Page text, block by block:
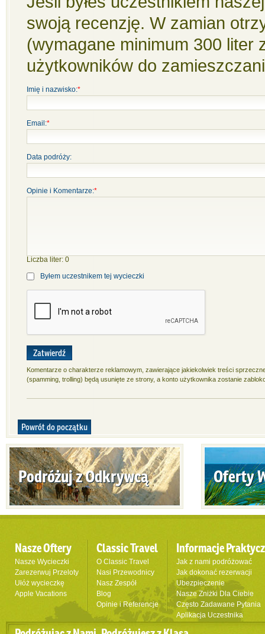
swoją recenzję. W zamian
(wymagane minimum 300 liter
użytkowników do
Imię i nazwisko:*
Email:*
Data podróży:
Opinie i Komentarze:*
Liczba liter: 0
Byłem uczestnikem tej wycieczki
Zatwierdź
Komentarze o charakterze reklamowym, zawierające jakiekolwiek treści
(spamming, trolling) będą usunięte ze strony, a konto użytkownika zostanie
Powrót do początku
Podróżuj z Odkrywcą Oferty
Nasze Oftery
Nasze Wycieczki
Zarezerwuj Przeloty
Ułóż wycieczkę
Apple Vacations
Classic Travel
O Classic Travel
Nasi Przewodnicy
Nasz Zespół
Blog
Opinie i Referencje
Informacje
Jak z nami podróżować
Jak dokonać rezerwacji
Ubezpieczenie
Nasze Zniżki Dla Ciebie
Często Zadawane Pytania
Aplikacja Uczestnika